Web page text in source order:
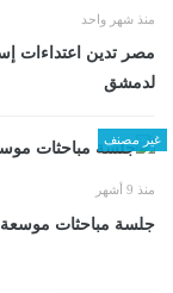
منذ شهر واحد
مصر تدين اعتداءات
لدمشق
غير مصنف
منذ 9 أشهر
جلسة مباحثات موسعة